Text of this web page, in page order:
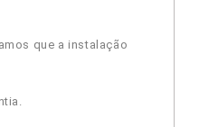
que a instalação